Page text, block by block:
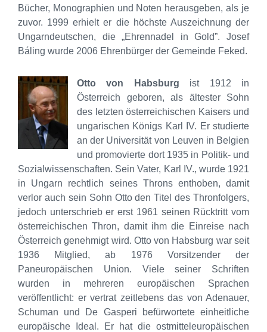
Bücher, Monographien und Noten herausgeben, als je
zuvor. 1999 erhielt er die höchste Auszeichnung der
Ungarndeutschen, die „Ehrennadel in Gold”. Josef
Báling wurde 2006 Ehrenbürger der Gemeinde Feked.
Otto von Habsburg ist 1912 in
Österreich geboren, als ältester Sohn
des letzten österreichischen Kaisers und
ungarischen Königs Karl IV. Er studierte
an der Universität von Leuven in Belgien
und promovierte dort 1935 in Politik- und
Sozialwissenschaften. Sein Vater, Karl IV., wurde 1921
in Ungarn rechtlich seines Throns enthoben, damit
verlor auch sein Sohn Otto den Titel des Thronfolgers,
jedoch unterschrieb er erst 1961 seinen Rücktritt vom
österreichischen Thron, damit ihm die Einreise nach
Österreich genehmigt wird. Otto von Habsburg war seit
1936 Mitglied, ab 1976 Vorsitzender der
Paneuropäischen Union. Viele seiner Schriften
wurden in mehreren europäischen Sprachen
veröffentlicht: er vertrat zeitlebens das von Adenauer,
Schuman und De Gasperi befürwortete einheitliche
europäische Ideal. Er hat die ostmitteleuropäischen